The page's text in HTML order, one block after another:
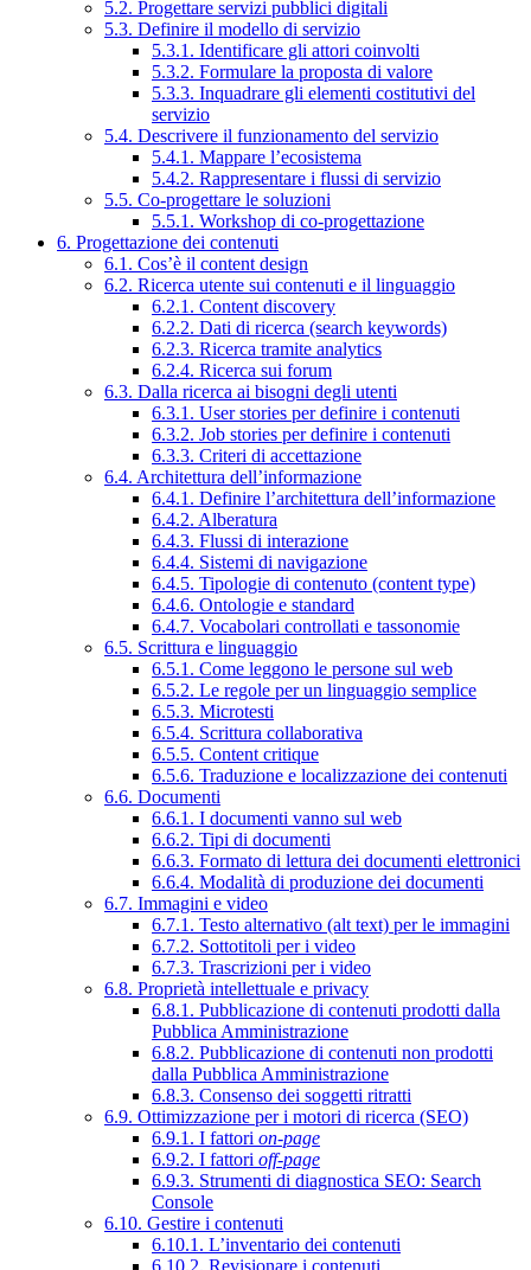
5.2. Progettare servizi pubblici digitali
5.3. Definire il modello di servizio
5.3.1. Identificare gli attori coinvolti
5.3.2. Formulare la proposta di valore
5.3.3. Inquadrare gli elementi costitutivi del
servizio
5.4. Descrivere il funzionamento del servizio
5.4.1. Mappare l’ecosistema
5.4.2. Rappresentare i flussi di servizio
5.5. Co-progettare le soluzioni
5.5.1. Workshop di co-progettazione
6. Progettazione dei contenuti
6.1. Cos’è il content design
6.2. Ricerca utente sui contenuti e il linguaggio
6.2.1. Content discovery
6.2.2. Dati di ricerca (search keywords)
6.2.3. Ricerca tramite analytics
6.2.4. Ricerca sui forum
6.3. Dalla ricerca ai bisogni degli utenti
6.3.1. User stories per definire i contenuti
6.3.2. Job stories per definire i contenuti
6.3.3. Criteri di accettazione
6.4. Architettura dell’informazione
6.4.1. Definire l’architettura dell’informazione
6.4.2. Alberatura
6.4.3. Flussi di interazione
6.4.4. Sistemi di navigazione
6.4.5. Tipologie di contenuto (content type)
6.4.6. Ontologie e standard
6.4.7. Vocabolari controllati e tassonomie
6.5. Scrittura e linguaggio
6.5.1. Come leggono le persone sul web
6.5.2. Le regole per un linguaggio semplice
6.5.3. Microtesti
6.5.4. Scrittura collaborativa
6.5.5. Content critique
6.5.6. Traduzione e localizzazione dei contenuti
6.6. Documenti
6.6.1. I documenti vanno sul web
6.6.2. Tipi di documenti
6.6.3. Formato di lettura dei documenti elettronici
6.6.4. Modalità di produzione dei documenti
6.7. Immagini e video
6.7.1. Testo alternativo (alt text) per le immagini
6.7.2. Sottotitoli per i video
6.7.3. Trascrizioni per i video
6.8. Proprietà intellettuale e privacy
6.8.1. Pubblicazione di contenuti prodotti dalla
Pubblica Amministrazione
6.8.2. Pubblicazione di contenuti non prodotti
dalla Pubblica Amministrazione
6.8.3. Consenso dei soggetti ritratti
6.9. Ottimizzazione per i motori di ricerca (SEO)
6.9.1. I fattori on-page
6.9.2. I fattori off-page
6.9.3. Strumenti di diagnostica SEO: Search
Console
6.10. Gestire i contenuti
6.10.1. L’inventario dei contenuti
6.10.2. Revisionare i contenuti